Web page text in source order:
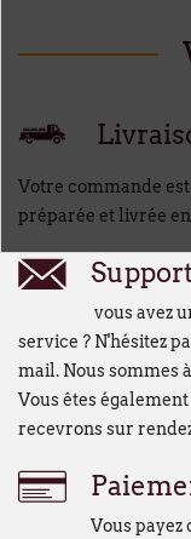
Votre commande
préparée et livrée
vous avez
service ? N'hésitez
mail. Nous sommes
Vous êtes
recevrons sur
Vous payez